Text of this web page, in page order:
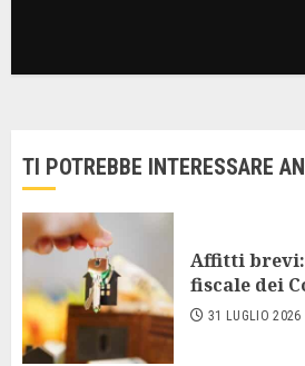
TI POTREBBE INTERESSARE
Affitti
fiscale dei
31 LUGLIO 2026